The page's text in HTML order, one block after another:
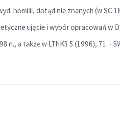
homilii, dotąd nie znanych (w SC
ujęcie i wybór opracowań w
n., a także w LThK3 5 (1996), 71. -